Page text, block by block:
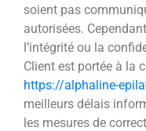
soient pas
autorisées.
l’intégrité ou la
Client est portée à la
https://alphaline-
meilleurs délais
les mesures de